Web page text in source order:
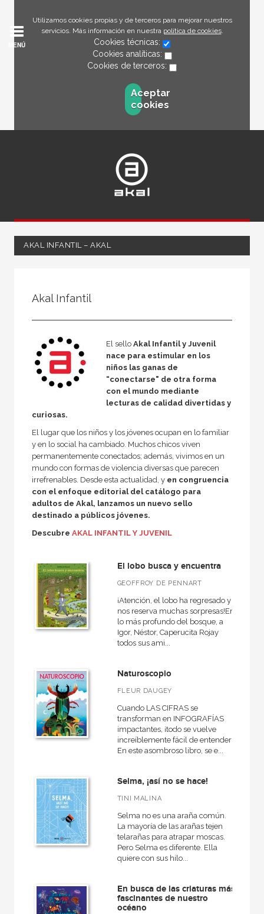
Utilizamos cookies propias y de terceros para mejorar nuestros
servicios. Más información en nuestra política de cookies.
Cookies técnicas:
Cookies analíticas:
Cookies de terceros:
Aceptar
cookies
MENÚ
AKAL INFANTIL – AKAL
Infantil y juvenil
MATERIAS
Filosofía
Lengua y literatura
Religión
NUESTRAS COLECCIONES
Akal Infantil
Básica de bolsillo
Básica de Bolsillo  Serie Clásicos de la literatura inglesa
Básica de Bolsillo  Serie Clásicos de la literatura italiana
Fuera de colección - Akal
Grandes libros
Niños
Para descubrir a los clásicos
VER TODAS... (11)
NUESTROS FORMATOS
Cartoné
Ebook
Ebook
Akal Infantil
El sello Akal Infantil y Juvenil
nace para estimular en los
niños las ganas de
“conectarse" de otra forma
con el mundo mediante
lecturas de calidad divertidas y
curiosas.
El lugar que los niños y los jóvenes ocupan en lo familiar
y en lo social ha cambiado. Muchos chicos viven
permanentemente conectados; además, vivimos en un
mundo con formas de violencia diversas que parecen
irrefrenables. Desde esta actualidad, y en congruencia
con el enfoque editorial del catálogo para
adultos de Akal, lanzamos un nuevo sello
destinado a públicos jóvenes.
Descubre AKAL INFANTIL Y JUVENIL
El lobo busca y encuentra
GEOFFROY DE PENNART
¡Atención, el lobo ha regresado y
nos reserva muchas sorpresas!En
lo más profundo del bosque, a
Igor, Néstor, Caperucita Rojay
todos sus ami...
Naturoscopio
FLEUR DAUGEY
Cuando LAS CIFRAS se
transforman en INFOGRAFÍAS
impactantes, ¡todo se vuelve
increíblemente fácil de entender!
En este asombroso libro, se e...
Selma, ¡así no se hace!
TINI MALINA
Selma no es una araña común.
La mayoría de las arañas tejen
telarañas para atrapar moscas.
Pero Selma es diferente. Ella
quiere con sus hilo...
En busca de las criaturas más
fascinantes de nuestro
océano